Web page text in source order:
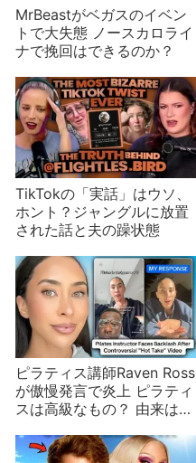
MrBeastがベガスのイベン
トで大失態 ノースカロライ
ナで挽回はできるのか？
TikTokの「実話」はウソ、
ホント？ジャングルに放置
された話と夫の躁状態
ピラティス講師Raven Ross
が傲慢発言で炎上 ピラティ
スは高級なもの？ 由来は全